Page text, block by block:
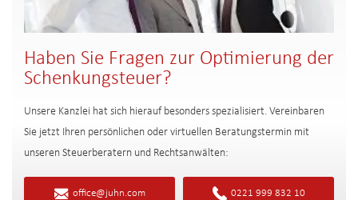
Haben Sie Fragen zur Optimierung der
Schenkungsteuer?
Unsere Kanzlei hat sich hierauf besonders spezialisiert. Vereinbaren
Sie jetzt Ihren persönlichen oder virtuellen Beratungstermin mit
unseren Steuerberatern und Rechtsanwälten:
office@juhn.com 0221 999 832 10